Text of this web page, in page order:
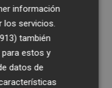
de
correo
información
los servicios.
también
estos y
datos de